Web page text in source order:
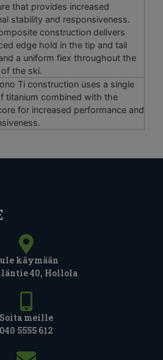
that provides increased
stability and responsiveness.
construction delivers
edge hold in the tip and tail
a uniform flex throughout the
the ski.
Ti construction uses a single
titanium combined with the
for increased performance and
käymään
40, Hollola
Soita meille
040 5555 612